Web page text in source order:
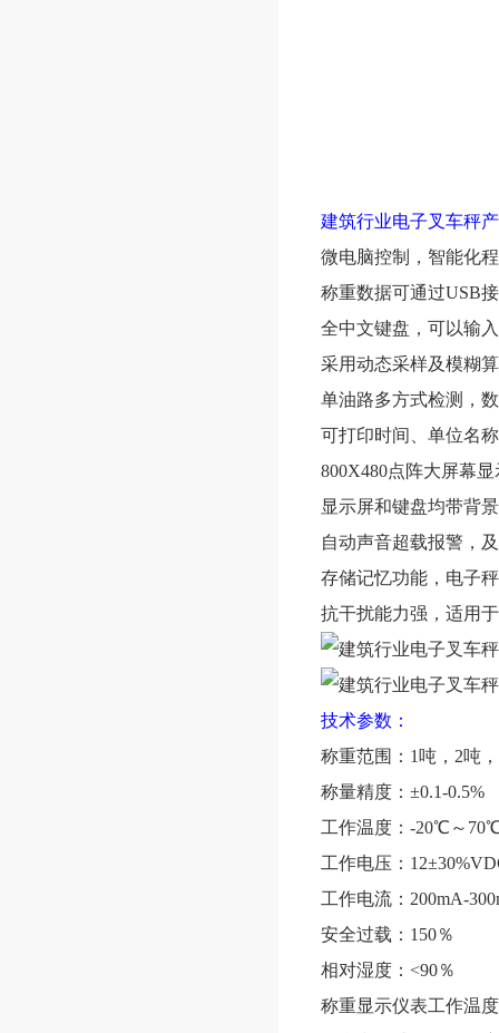
建筑行业电子叉车秤
微电脑控制，智能化
称重数据可通过USB
全中文键盘，可以输
采用动态采样及模糊
单油路多方式检测，
可打印时间、单位名
800X480点阵大屏幕
显示屏和键盘均带背
自动声音超载报警，
存储记忆功能，电子
抗干扰能力强，适用
技术参数：
称重范围： 1吨，2吨
称量精度： ±0.1-0.5%
工作温度： -20℃～
工作电压：
工作电流： 200mA-
安全过载： 150％
相对湿度： <90％
称重显示仪表工作温